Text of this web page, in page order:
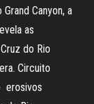
Canyon, a
as
do Rio
Circuito
erosivos